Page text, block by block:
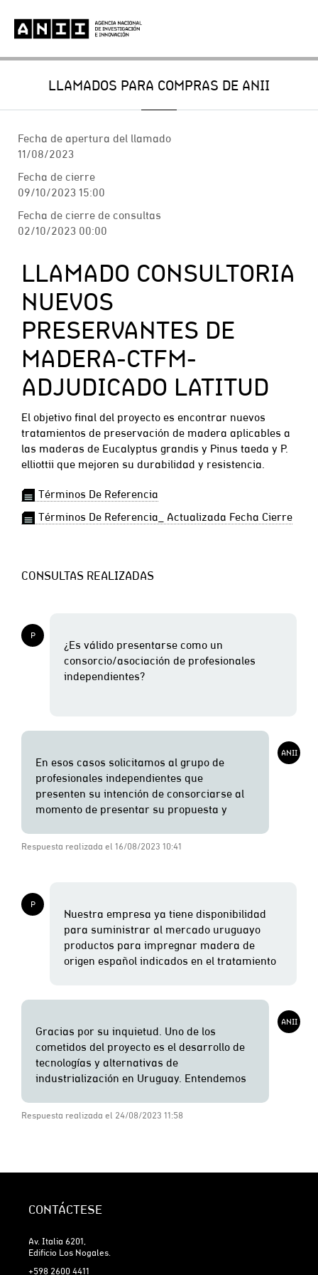
LLAMADOS PARA COMPRAS DE ANII
Fecha de apertura del llamado
11/08/2023
Fecha de cierre
09/10/2023 15:00
Fecha de cierre de consultas
02/10/2023 00:00
LLAMADO CONSULTORIA
NUEVOS
PRESERVANTES DE
MADERA-CTFM-
ADJUDICADO LATITUD
El objetivo final del proyecto es encontrar nuevos
tratamientos de preservación de madera aplicables a
las maderas de Eucalyptus grandis y Pinus taeda y P.
elliottii que mejoren su durabilidad y resistencia.
Términos De Referencia
Términos De Referencia_ Actualizada Fecha Cierre
CONSULTAS REALIZADAS
Respuesta realizada el 16/08/2023 10:41
Respuesta realizada el 24/08/2023 11:58
CONTÁCTESE
Av. Italia 6201,
Edificio Los Nogales.
+598 2600 4411